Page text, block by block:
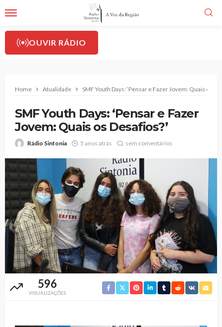
OUVIR RÁDIO
Home Atualidade SMF Youth Days: ‘Pensar e Fazer Jovem: Quais os
SMF Youth Days: ‘Pensar e Fazer
Jovem: Quais os Desafios?’
Rádio Sintonia 5 anos atrás sem comentários
596
VISUALIZAÇÕES